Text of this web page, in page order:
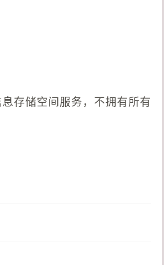
存储空间服务，不拥有所有